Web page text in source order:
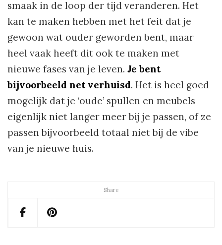
Share
smaak in de loop der tijd veranderen. Het
kan te maken hebben met het feit dat je
gewoon wat ouder geworden bent, maar
heel vaak heeft dit ook te maken met
nieuwe fases van je leven. Je bent
bijvoorbeeld net verhuisd. Het is heel goed
mogelijk dat je ‘oude’ spullen en meubels
eigenlijk niet langer meer bij je passen, of ze
passen bijvoorbeeld totaal niet bij de vibe
van je nieuwe huis.